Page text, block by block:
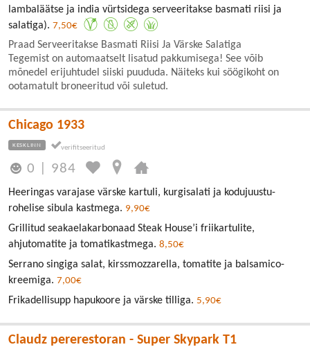
lambaläätse ja india vürtsidega serveeritakse basmati riisi ja
salatiga). 7,50€
Praad Serveeritakse Basmati Riisi Ja Värske Salatiga
Tegemist on automaatselt lisatud pakkumisega! See võib
mõnedel erijuhtudel siiski puududa. Näiteks kui söögikoht on
ootamatult broneeritud või suletud.
Chicago 1933
KESKLINN
0 984
Heeringas varajase värske kartuli, kurgisalati ja kodujuustu-
rohelise sibula kastmega. 9,90€
Grillitud seakaelakarbonaad Steak House’i friikartulite,
ahjutomatite ja tomatikastmega. 8,50€
Serrano singiga salat, kirssmozzarella, tomatite ja balsamico-
kreemiga. 7,00€
Frikadellisupp hapukoore ja värske tilliga. 5,90€
Claudz pererestoran - Super Skypark T1